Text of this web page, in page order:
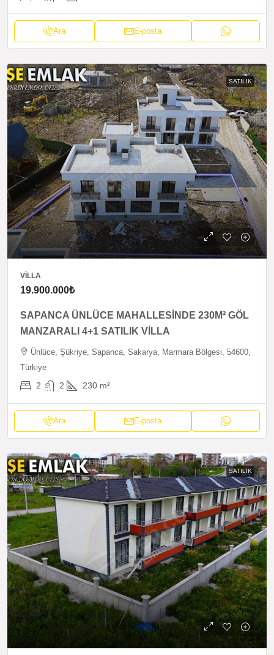
Ara E-posta
SATILIK
VILLA
19.900.000₺
SAPANCA ÜNLÜCE MAHALLESİNDE 230M² GÖL
MANZARALI 4+1 SATILIK VİLLA
Ünlüce, Şükriye, Sapanca, Sakarya, Marmara Bölgesi, 54600,
Türkiye
2 2 230 m²
Ara E-posta
SATILIK